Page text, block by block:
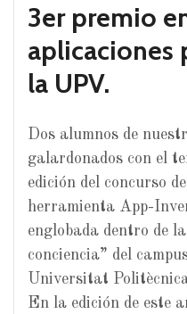
3er premio
aplicaciones
la UPV.
Dos alumnos de
galardonados con el
edición del concurso
herramienta App-
englobada dentro de
conciencia” del
Universitat
En la edición de este